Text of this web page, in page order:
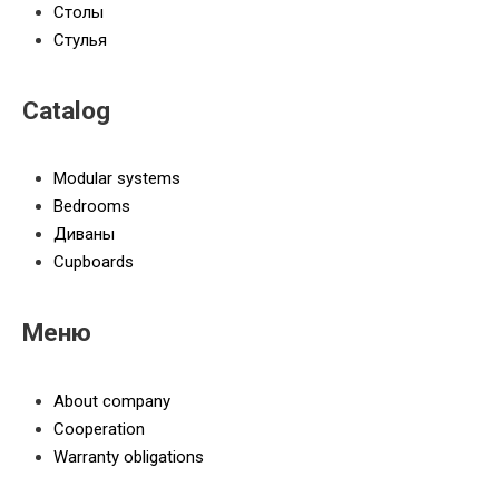
Столы
Стулья
Catalog
Modular systems
Bedrooms
Диваны
Cupboards
Меню
About company
Cooperation
Warranty obligations